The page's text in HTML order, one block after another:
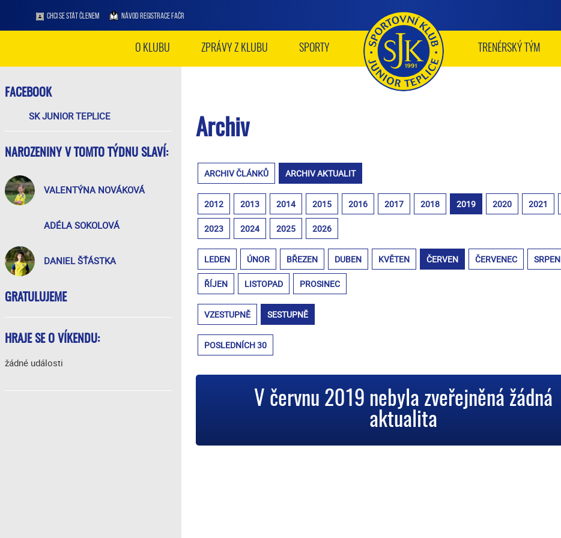
CHCI SE STÁT ČLENEM NÁVOD REGISTRACE FAČR
O KLUBU ZPRÁVY Z KLUBU SPORTY TRENÉRSKÝ TÝM
FACEBOOK
SK JUNIOR TEPLICE
NAROZENINY V TOMTO TÝDNU SLAVÍ:
VALENTÝNA NOVÁKOVÁ
ADÉLA SOKOLOVÁ
DANIEL ŠŤÁSTKA
GRATULUJEME
HRAJE SE O VÍKENDU:
žádné události
Archiv
ARCHIV ČLÁNKŮ ARCHIV AKTUALIT
2012 2013 2014 2015 2016 2017 2018 2019 2020 2021
2023 2024 2025 2026
LEDEN ÚNOR BŘEZEN DUBEN KVĚTEN ČERVEN ČERVENEC SRPEN
ŘÍJEN LISTOPAD PROSINEC
VZESTUPNĚ SESTUPNĚ
POSLEDNÍCH 30
V červnu 2019 nebyla zveřejněná žádná
aktualita